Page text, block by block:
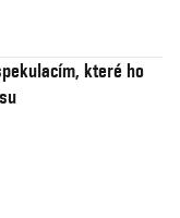
které ho